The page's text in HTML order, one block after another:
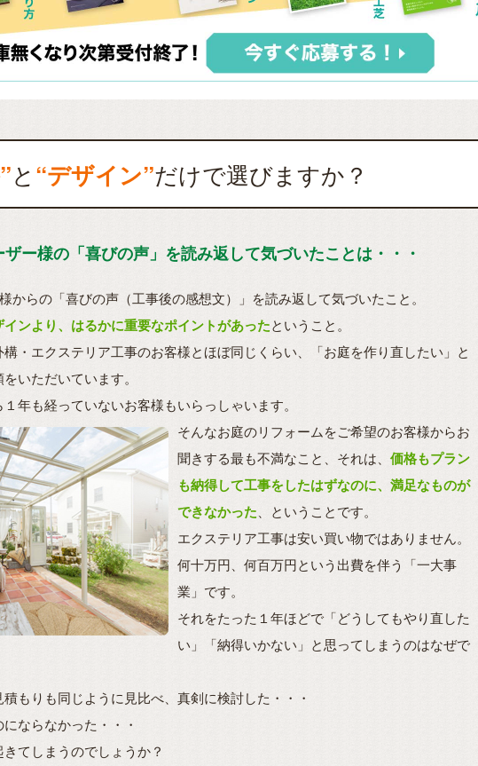
と“デザイン”だけで選びますか？
ー様の「喜びの声」を読み返して気づいたことは・・・
からの「喜びの声（工事後の感想文）」を読み返して気づいたこと。
ンより、はるかに重要なポイントがあったということ。
・エクステリア工事のお客様とほぼ同じくらい、「お庭を作り直したい」と
いただいています。
年も経っていないお客様もいらっしゃいます。
そんなお庭のリフォームをご希望のお客様からお
聞きする最も不満なこと、それは、 価格もプラン
も納得して工事をしたはずなのに、満足なものが
できなかった 、ということです。
エクステリア工事は安い買い物ではありません。
何十万円、何百万円という出費を伴う「一大事
業」です。
それをたった１年ほどで「どうしてもやり直した
い」「納得いかない」と思ってしまうのはなぜで
もりも同じように見比べ、真剣に検討した・・・
ならなかった・・・
てしまうのでしょうか？